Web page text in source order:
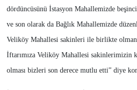
dördüncüsünü İstasyon Mahallemizde
ve son olarak da Bağlık Mahallemizde
Veliköy Mahallesi sakinleri ile birlikte
İftarımıza Veliköy Mahallesi sakinlerimizin
olması bizleri son derece mutlu etti” diye